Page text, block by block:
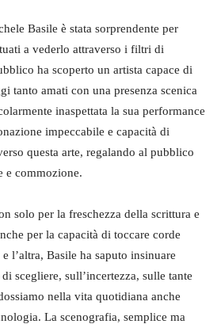
Basile è stata sorprendente per
a vederlo attraverso i filtri di
ha scoperto un artista capace di
tanto amati con una presenza scenica
inaspettata la sua performance
impeccabile e capacità di
questa arte, regalando al pubblico
e commozione.
solo per la freschezza della scrittura e
per la capacità di toccare corde
l’altra, Basile ha saputo insinuare
scegliere, sull’incertezza, sulle tante
nella vita quotidiana anche
La scenografia, semplice ma